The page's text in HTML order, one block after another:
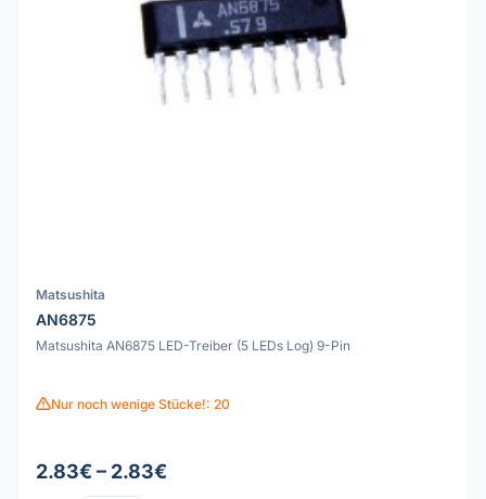
Matsushita
AN6875
Matsushita AN6875 LED-Treiber (5 LEDs Log) 9-Pin
Nur noch wenige Stücke!: 20
2.83€ – 2.83€